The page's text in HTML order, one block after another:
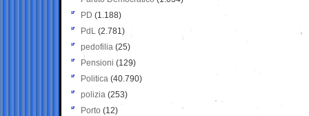
PD (1.188)
PdL (2.781)
pedofilia (25)
Pensioni (129)
Politica (40.790)
polizia (253)
Porto (12)